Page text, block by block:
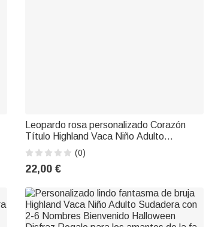
Leopardo rosa personalizado Corazón
Título Highland Vaca Niño Adulto
Camiseta a juego con 1-8 Nombres
Cumpleaños Día de la Madre Regalo para
Mamá Abuela
(0)
22,00 €